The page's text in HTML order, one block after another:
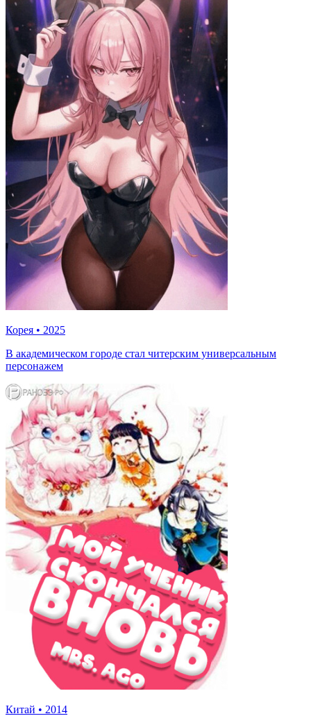
Корея • 2025
В академическом городе стал читерским универсальным
персонажем
Китай • 2014